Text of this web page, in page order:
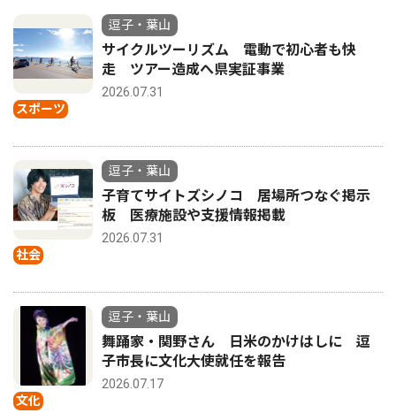
スポーツ
逗子・葉山
サイクルツーリズム 電動で初心者も快
走 ツアー造成へ県実証事業
2026.07.31
社会
逗子・葉山
子育てサイトズシノコ 居場所つなぐ掲示
板 医療施設や支援情報掲載
2026.07.31
文化
逗子・葉山
舞踊家・関野さん 日米のかけはしに 逗
子市長に文化大使就任を報告
2026.07.17